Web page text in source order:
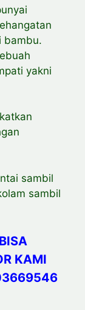
bambu.
yakni
sambil
sambil
KAMI